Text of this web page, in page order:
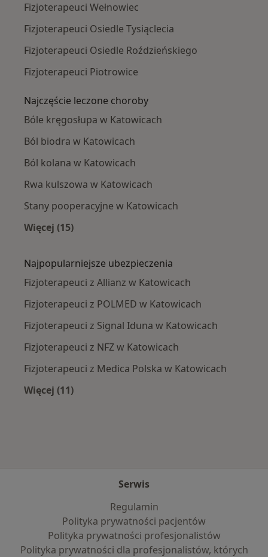
Fizjoterapeuci Wełnowiec
Fizjoterapeuci Osiedle Tysiąclecia
Fizjoterapeuci Osiedle Roździeńskiego
Fizjoterapeuci Piotrowice
Najczęście leczone choroby
Bóle kręgosłupa w Katowicach
Ból biodra w Katowicach
Ból kolana w Katowicach
Rwa kulszowa w Katowicach
Stany pooperacyjne w Katowicach
Więcej (15)
Najpopularniejsze ubezpieczenia
Fizjoterapeuci z Allianz w Katowicach
Fizjoterapeuci z POLMED w Katowicach
Fizjoterapeuci z Signal Iduna w Katowicach
Fizjoterapeuci z NFZ w Katowicach
Fizjoterapeuci z Medica Polska w Katowicach
Więcej (11)
Serwis
Regulamin
Polityka prywatności pacjentów
Polityka prywatności profesjonalistów
Polityka prywatności dla profesjonalistów, których